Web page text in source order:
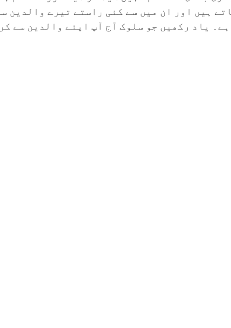
ہیں اور ان میں سے کئی راستے تیرے والدین
یاد رکھیں جو سلوک آج آپ اپنے والدین سے